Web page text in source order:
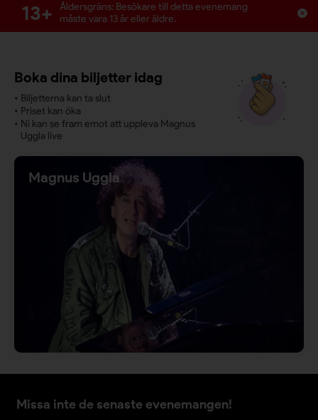
13+
Åldersgräns: Besökare till detta evenemang
måste vara 13 år eller äldre.
Boka dina biljetter idag
• Biljetterna kan ta slut
• Priset kan öka
• Ni kan se fram emot att uppleva Magnus
Uggla live
Magnus Uggla
Missa inte de senaste evenemangen!